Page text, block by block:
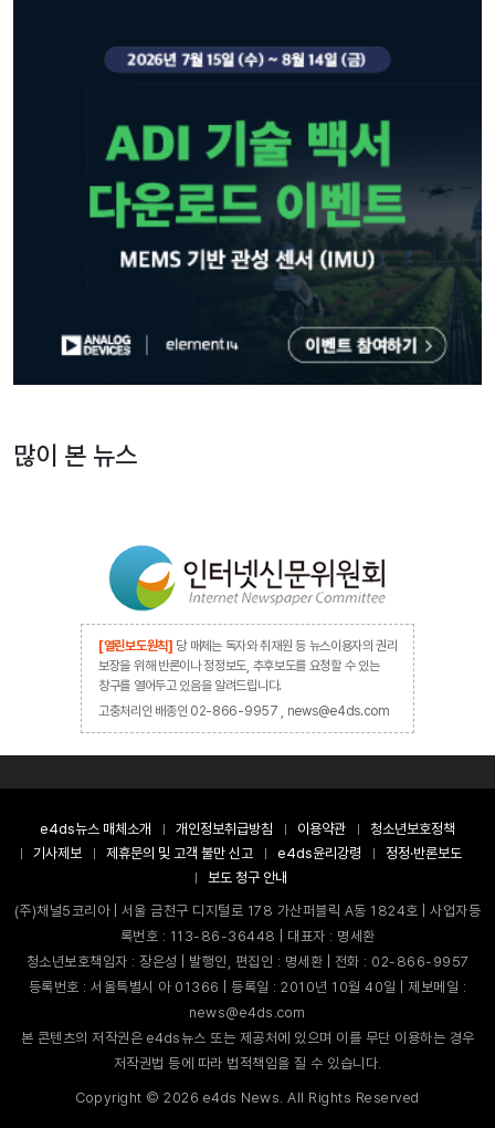
많이 본 뉴스
[열린보도원칙] 당 매체는 독자와 취재원 등 뉴스이용자의 권리
보장을 위해 반론이나 정정보도, 추후보도를 요청할 수 있는
창구를 열어두고 있음을 알려드립니다.
고충처리인 배종인 02-866-9957 , news@e4ds.com
e4ds뉴스 매체소개 개인정보취급방침 이용약관
청소년보호정책
기사제보
제휴문의 및 고객 불만 신고 e4ds윤리강령
정정·반론보도
보도 청구 안내
(주)채널5코리아 | 서울 금천구 디지털로 178 가산퍼블릭 A동 1824호 | 사업자등
록번호 : 113-86-36448 | 대표자 : 명세환
청소년보호책임자 : 장은성 | 발행인, 편집인 : 명세환 | 전화 : 02-866-9957
등록번호 : 서울특별시 아 01366 | 등록일 : 2010년 10월 40일 | 제보메일 :
news@e4ds.com
본 콘텐츠의 저작권은 e4ds뉴스 또는 제공처에 있으며 이를 무단 이용하는 경우
저작권법 등에 따라 법적책임을 질 수 있습니다.
Copyright ©2026 e4ds News. All Rights Reserved